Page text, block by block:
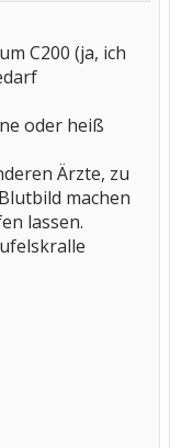
C200 (ja, ich
oder heiß
Ärzte, zu
machen
lassen.